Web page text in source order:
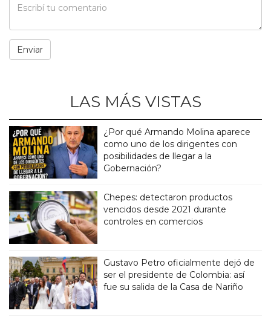
LAS MÁS VISTAS
¿Por qué Armando Molina aparece
como uno de los dirigentes con
posibilidades de llegar a la
Gobernación?
Chepes: detectaron productos
vencidos desde 2021 durante
controles en comercios
Gustavo Petro oficialmente dejó de
ser el presidente de Colombia: así
fue su salida de la Casa de Nariño